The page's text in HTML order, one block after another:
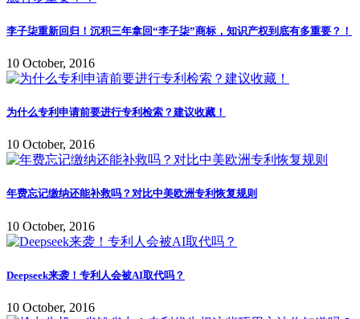
李子柒重新回归！沉积三年拿回“李子柒”商标，知识产权到底有多重要？！
10 October, 2016
为什么专利申请前要进行专利检索？建议收藏！
10 October, 2016
年费忘记缴纳还能补救吗？对比中美欧洲专利恢复规则
10 October, 2016
Deepseek来袭！专利人会被AI取代吗？
10 October, 2016